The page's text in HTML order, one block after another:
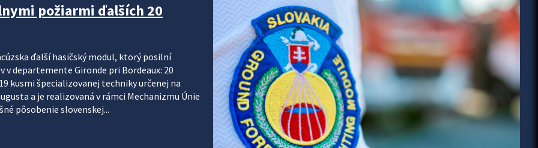
a ako sa pripraviť
horúčav obyvateľom odporúča preventívne
civilnej ochrany, polície a hasičov majú za
OCHRANA A KRÍZOVÉ RIADENIE Sekcia
riadenia okresných úradov monitoruje
následky týchto...